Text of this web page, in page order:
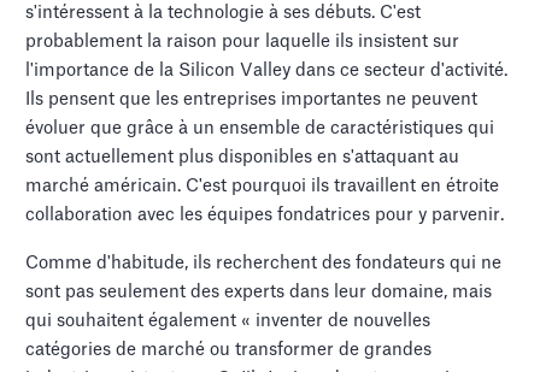
s'intéressent à la technologie à ses débuts. C'est
probablement la raison pour laquelle ils insistent sur
l'importance de la Silicon Valley dans ce secteur d'activité.
Ils pensent que les entreprises importantes ne peuvent
évoluer que grâce à un ensemble de caractéristiques qui
sont actuellement plus disponibles en s'attaquant au
marché américain. C'est pourquoi ils travaillent en étroite
collaboration avec les équipes fondatrices pour y parvenir.
Comme d'habitude, ils recherchent des fondateurs qui ne
sont pas seulement des experts dans leur domaine, mais
qui souhaitent également « inventer de nouvelles
catégories de marché ou transformer de grandes